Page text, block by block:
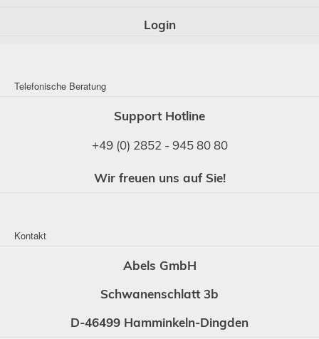
Login
Telefonische Beratung
Support Hotline
+49 (0) 2852 - 945 80 80
Wir freuen uns auf Sie!
Kontakt
Abels GmbH
Schwanenschlatt 3b
D-46499 Hamminkeln-Dingden